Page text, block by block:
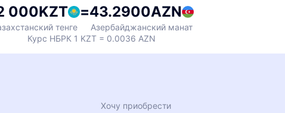
000KZT
тенге
=43.2900AZN
Азербайджанский манат
Курс НБРК 1 KZT = 0.0036 AZN
Хочу приобрести